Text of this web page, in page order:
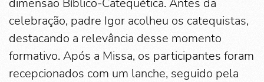
dimensão Bíblico-Catequética. Antes da
celebração, padre Igor acolheu os catequistas,
destacando a relevância desse momento
formativo. Após a Missa, os participantes foram
recepcionados com um lanche, seguido pela